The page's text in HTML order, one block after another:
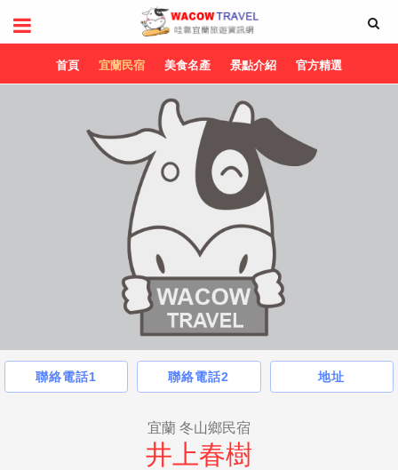
首頁 宜蘭民宿 美食名產 景點介紹 官方精選
聯絡電話1 聯絡電話2 地址
宜蘭 冬山鄉民宿
井上春樹